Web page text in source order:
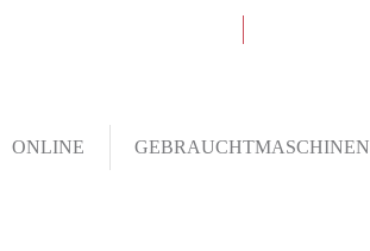
ONLINE GEBRAUCHTMASCHINEN